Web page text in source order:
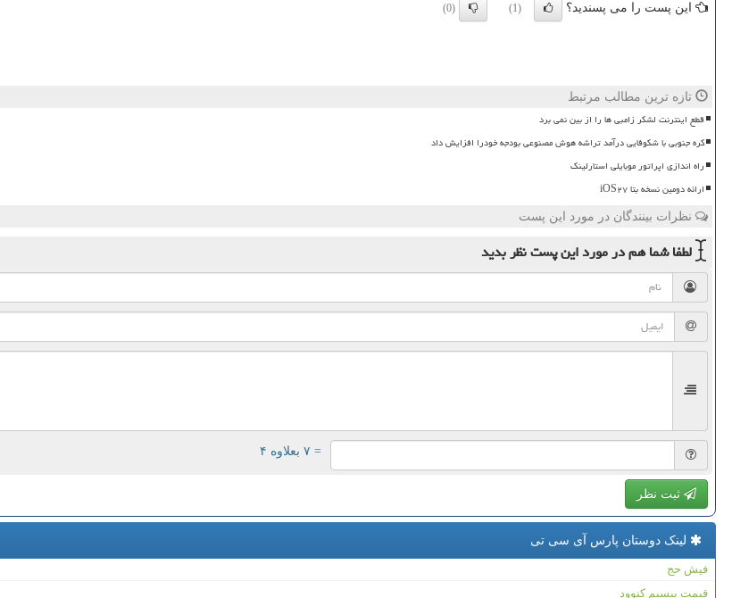
این پست را می پسندید؟ (1)
(0)
تازه ترین مطالب مرتبط
قطع اینترنت لشکر زامبی ها را از بین نمی برد
کره جنوبی با شکوفایی درآمد تراشه هوش مصنوعی بودجه خودرا افزایش داد
راه اندازی اپراتور موبایلی استارلینک
ارائه دومین نسخه بتا iOS۲۷
نظرات بینندگان در مورد این پست
لطفا شما همدر مورد این پستنظر بدید
= ۷ بعلاوه ۴
ثبت نظر
لینک دوستان پارس آی سی تی
فیش حج
قیمت بیسیم کنوود